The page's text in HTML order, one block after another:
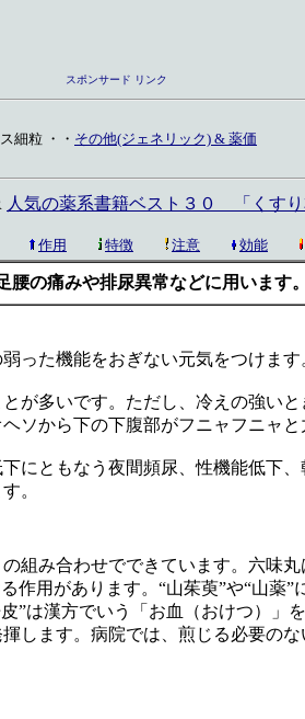
スポンサード リンク
細粒 ・・ その他(ジェネリック) & 薬価
人気の薬系書籍ベスト３０ 「くすり
作用 特徴 注意 効能
の痛みや排尿異常などに用います。
った機能をおぎない元気をつけま
が多いです。ただし、冷えの強い
ソから下の下腹部がフニャフニャ
にともなう夜間頻尿、性機能低下
。
組み合わせでできています。六味
作用があります。“山茱萸”や“山薬
”は漢方でいう「お血（おけつ）
します。病院では、煎じる必要の